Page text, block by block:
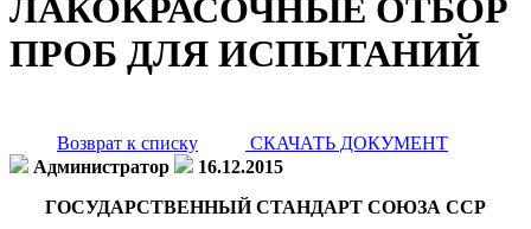
ЛАКОКРАСОЧНЫЕ ОТБОР
ПРОБ ДЛЯ ИСПЫТАНИЙ
Возврат к списку
СКАЧАТЬ ДОКУМЕНТ
Администратор
16.12.2015
ГОСУДАРСТВЕННЫЙ СТАНДАРТ СОЮЗА ССР